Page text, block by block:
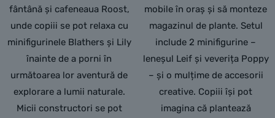
fântână și cafeneaua Roost,
unde copiii se pot relaxa cu
minifigurinele Blathers și Lily
înainte de a porni în
următoarea lor aventură de
explorare a lumii naturale.
Micii constructori se pot
mobile în oraș și să monteze
magazinul de plante. Setul
include 2 minifigurine –
leneșul Leif și veverița Poppy
– și o mulțime de accesorii
creative. Copiii își pot
imagina că plantează